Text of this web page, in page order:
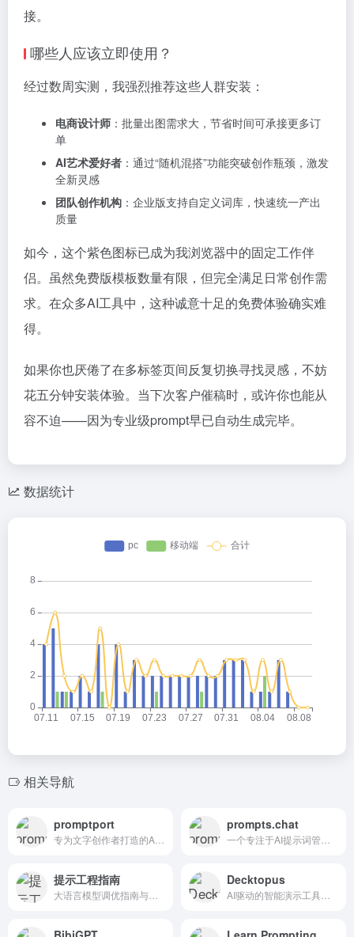
接。
哪些人应该立即使用？
经过数周实测，我强烈推荐这些人群安装：
电商设计师 ：批量出图需求大，节省时间可承接更多订
单
AI艺术爱好者 ：通过“随机混搭”功能突破创作瓶颈，激发
全新灵感
团队创作机构 ：企业版支持自定义词库，快速统一产出
质量
如今，这个紫色图标已成为我浏览器中的固定工作伴
侣。虽然免费版模板数量有限，但完全满足日常创作需
求。在众多AI工具中，这种诚意十足的免费体验确实难
得。
如果你也厌倦了在多标签页间反复切换寻找灵感，不妨
花五分钟安装体验。当下次客户催稿时，或许你也能从
容不迫——因为专业级prompt早已自动生成完毕。
数据统计
相关导航
promptport prompts.chat
提示工程指南 Decktopus